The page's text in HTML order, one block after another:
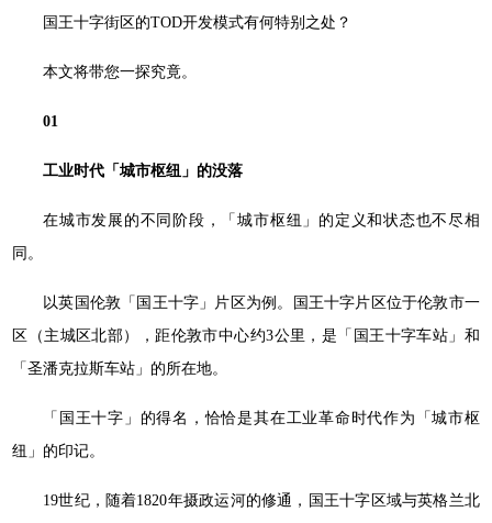
国王十字街区的TOD开发模式有何特别之处？
本文将带您一探究竟。
01
工业时代「城市枢纽」的没落
在城市发展的不同阶段，「城市枢纽」的定义和状态也不尽相
同。
以英国伦敦「国王十字」片区为例。国王十字片区位于伦敦市一
区（主城区北部），距伦敦市中心约3公里，是「国王十字车站」和
「圣潘克拉斯车站」的所在地。
「国王十字」的得名，恰恰是其在工业革命时代作为「城市枢
纽」的印记。
19世纪，随着1820年摄政运河的修通，国王十字区域与英格兰北